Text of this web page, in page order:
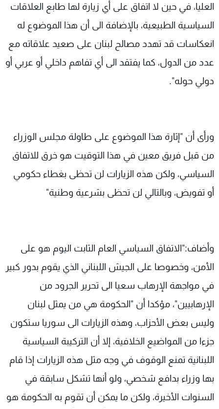
العليا، في حين لا اتفاق على أي زيارة لها طابع العلاقات
السياسية الطبيعية، بالإضافة الى أن هذا الموضوع له
انعكاسات قد تهدد مصالح لبنان على صعيد علاقاته مع
عدد من الدول، كما يفتقد الى أي تفاهم داخلي أو عربي أو
دولي حوله".
ورأى أن "إثارة هذا الموضوع على طاولة مجلس الوزراء
من قبل فريق معين في هذا التوقيت هو خرق للاتفاق
السياسي، ولكن هذه الزيارات لن تحظى بغطاء حكومي
أو تفويض، وبالتالي لن تحظى بشرعية وطنية"
وأضاف:"الاتفاق السياسي العام الثابت اليوم هو على
الأمن، وخصوصا على الجيش اللبناني الذي يقوم بدور كبير
في مواجهة الإرهاب سعيا الى تحرير الجرود من
الإرهابيين"، مؤكدا أن "الحكومة هي من يمثل لبنان
وليس بعض الأحزاب، وهذه الزيارات الى سوريا ستكون
جزءا من المواضيع الخلافية، إلا أن التركيبة السياسية
اللبنانية تمنع الوقوف في وجه مثل هذه الزيارات إذا قام
بها وزراء بدافع شخصي، ولو أنها تشكل سابقة في
السنوات الأخيرة، ولكن ما يمكن أن تقوم به الحكومة هو